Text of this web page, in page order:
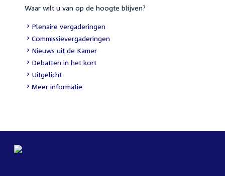
Waar wilt u van op de hoogte blijven?
Plenaire vergaderingen
Commissievergaderingen
Nieuws uit de Kamer
Debatten in het kort
Uitgelicht
Meer informatie